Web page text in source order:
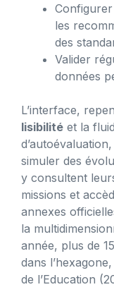
les
des
Valider
données
L’interface,
lisibilité et la
simuler des
y consultent
missions et
annexes
la
année, plus de
dans
de l’Education